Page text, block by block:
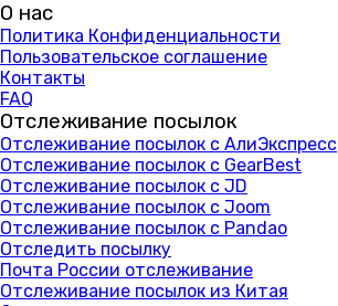
О нас
Политика Конфиденциальности
Пользовательское соглашение
Контакты
FAQ
Отслеживание посылок
Отслеживание посылок с АлиЭкспресс
Отслеживание посылок с GearBest
Отслеживание посылок с JD
Отслеживание посылок с Joom
Отслеживание посылок с Pandao
Отследить посылку
Почта России отслеживание
Отслеживание посылок из Китая